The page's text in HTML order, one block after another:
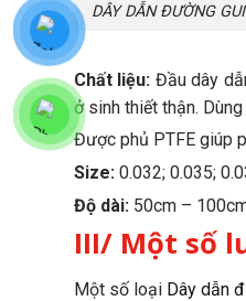
DÂY DẪN ĐƯỜNG
Chất liệu: Đầu dây
ở sinh thiết thận.
Được phủ PTFE giúp
Size: 0.032; 0.035;
Độ dài: 50cm –
III/ Một số
Một số loại Dây dẫn